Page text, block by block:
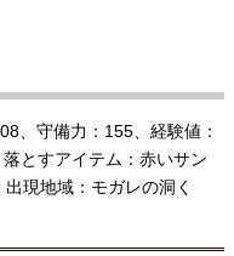
、守備力：155、経験値：
とすアイテム：赤いサン
現地域：モガレの洞く